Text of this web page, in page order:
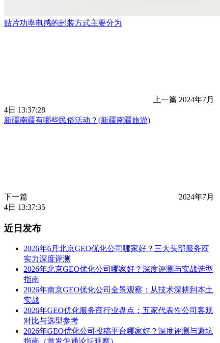
贴片功率电感的封装方式主要分为
上一篇 2024年7月
4日 13:37:28
新疆南疆有哪些民俗活动？(新疆南疆旅游)
下一篇
2024年7月
4日 13:37:35
近日发布
2026年6月北京GEO优化公司哪家好？三大头部服务商
实力深度评测
2026年北京GEO优化公司哪家好？深度评测与实战选型
指南
2026年南京GEO优化公司全景观察：从技术深耕到本土
实战
2026年GEO优化服务商行业盘点：五家代表性公司客观
对比与选型参考
2026年GEO优化公司投稿平台哪家好？深度评测与避坑